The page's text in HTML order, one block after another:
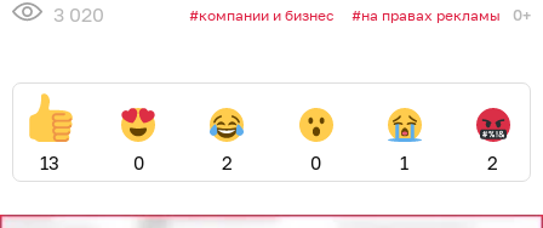
3 020 компании и бизнес на правах рекламы 0+
13 0 2 0 1 2